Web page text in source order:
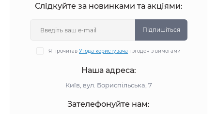
Слідкуйте за новинками та акціями:
Підпишіться
Я прочитав Угода користувача і згоден з вимогами
Наша адреса:
Київ, вул. Бориспільська, 7
Зателефонуйте нам: